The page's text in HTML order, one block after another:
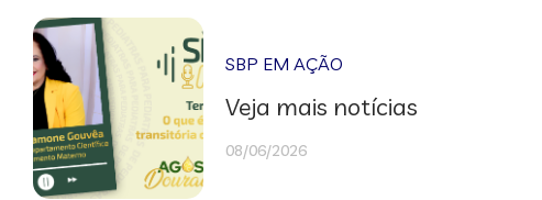
SBP EM AÇÃO
Veja mais notícias
08/06/2026